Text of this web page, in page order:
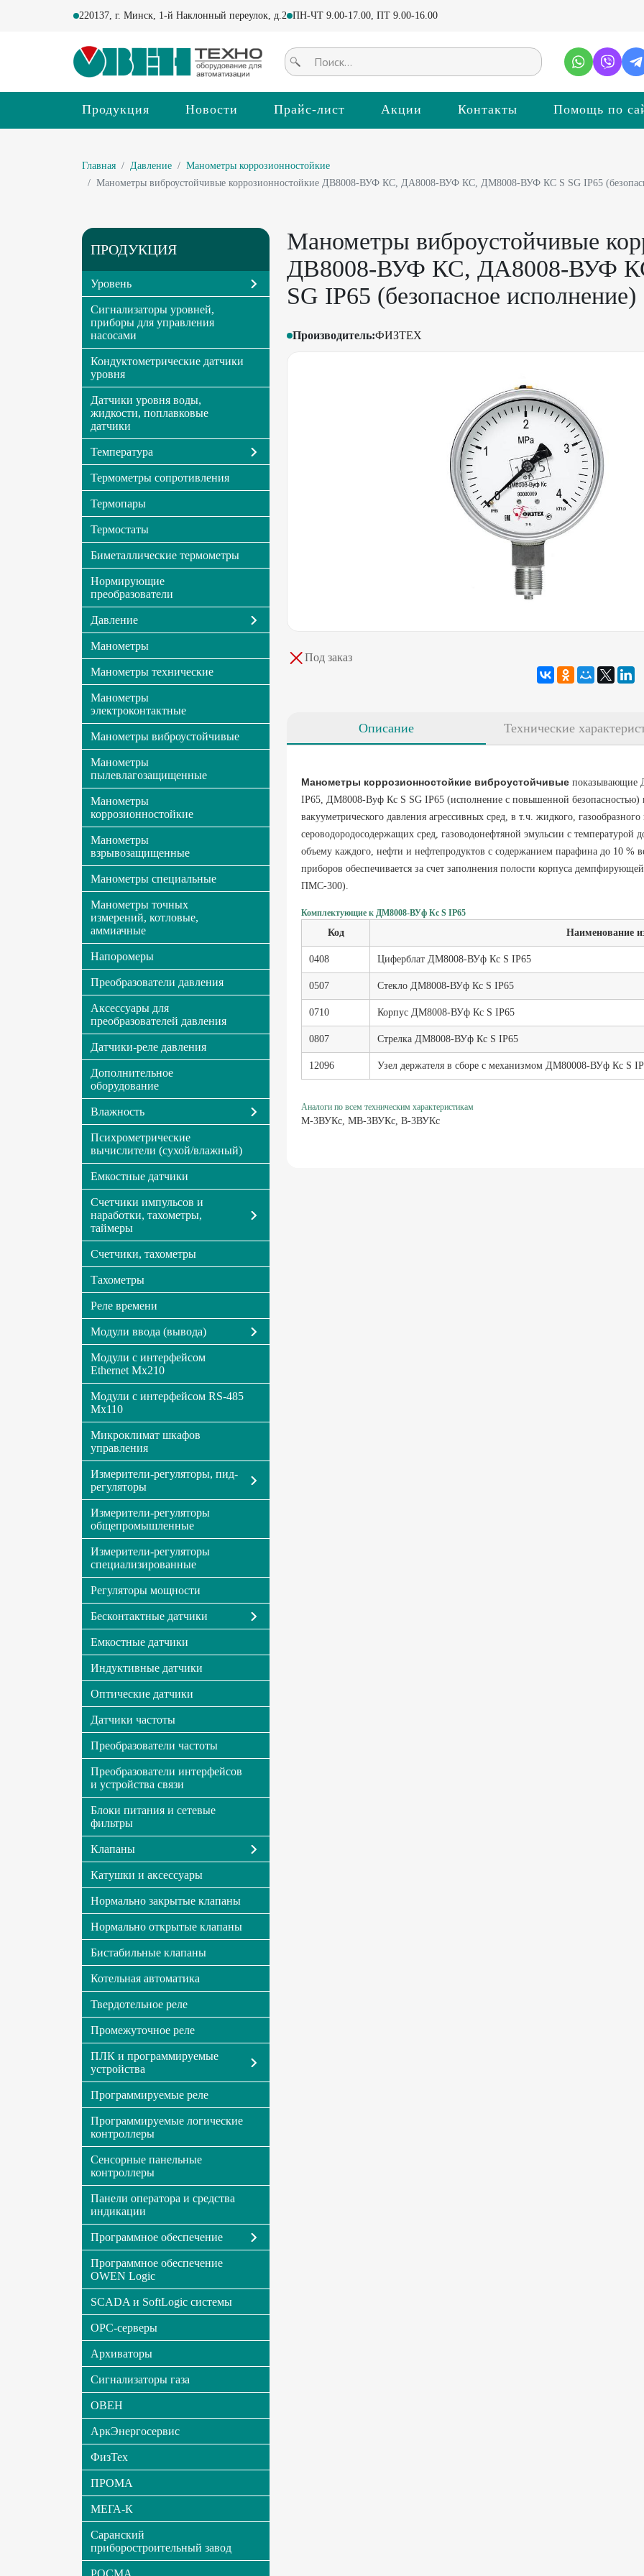
220137, г. Минск, 1-й Наклонный переулок, д.2 ПН-ЧТ 9.00-17.00, ПТ 9.00-16.00
Продукция Новости Прайс-лист Акции Контакты Помощь по
Главная Давление
Манометры коррозионностойкие
Манометры виброустойчивые коррозионностойкие ДВ8008-ВУФ КС, ДА8008-ВУФ КС, ДМ8008-ВУФ КС S SG IP65
ПРОДУКЦИЯ
Уровень
Сигнализаторы уровней,
приборы для управления
насосами
Кондуктометрические датчики
уровня
Датчики уровня воды,
жидкости, поплавковые
датчики
Температура
Термометры сопротивления
Термопары
Термостаты
Биметаллические термометры
Нормирующие
преобразователи
Давление
Манометры
Манометры технические
Манометры
электроконтактные
Манометры виброустойчивые
Манометры
пылевлагозащищенные
Манометры
коррозионностойкие
Манометры
взрывозащищенные
Манометры специальные
Манометры точных
измерений, котловые,
аммиачные
Напоромеры
Преобразователи давления
Аксессуары для
преобразователей давления
Датчики-реле давления
Дополнительное
оборудование
Влажность
Психрометрические
вычислители (сухой/влажный)
Емкостные датчики
Счетчики импульсов и
наработки, тахометры,
таймеры
Счетчики, тахометры
Тахометры
Реле времени
Модули ввода (вывода)
Модули с интерфейсом
Ethernet Мх210
Модули с интерфейсом RS-485
Мх110
Микроклимат шкафов
управления
Измерители-регуляторы, пид-
регуляторы
Измерители-регуляторы
общепромышленные
Измерители-регуляторы
специализированные
Регуляторы мощности
Бесконтактные датчики
Емкостные датчики
Индуктивные датчики
Оптические датчики
Датчики частоты
Преобразователи частоты
Преобразователи интерфейсов
и устройства связи
Блоки питания и сетевые
фильтры
Клапаны
Катушки и аксессуары
Нормально закрытые клапаны
Нормально открытые клапаны
Бистабильные клапаны
Котельная автоматика
Твердотельное реле
Промежуточное реле
ПЛК и программируемые
устройства
Программируемые реле
Программируемые логические
контроллеры
Сенсорные панельные
контроллеры
Панели оператора и средства
индикации
Программное обеспечение
Программное обеспечение
OWEN Logic
SCADA и SoftLogic системы
OPC-серверы
Архиваторы
Сигнализаторы газа
ОВЕН
АркЭнергосервис
ФизТех
ПРОМА
МЕГА-К
Саранский
приборостроительный завод
РОСМА
Манометры виброустойчивые
ДВ8008-ВУФ КС, ДА8008-ВУФ
SG IP65 (безопасное исполнение)
Производитель:ФИЗТЕХ
Под заказ
Описание Технические
Манометры коррозионностойкие виброустойчивые показывающие
IP65, ДМ8008-Вуф Кс S SG IP65 (исполнение с повышенной безопасностью)
вакууметрического давления агрессивных сред, в т.ч. жидкого,
сероводородосодержащих сред, газоводонефтяной эмульсии с
объему каждого, нефти и нефтепродуктов с содержанием парафина до 10 %
приборов обеспечивается за счет заполнения полости корпуса
ПМС-300).
Комплектующие к ДМ8008-ВУф Кс S IP65
Код Наименование
0408 Циферблат ДМ8008-ВУф Кс S IP65
0507 Стекло ДМ8008-ВУф Кс S IP65
0710 Корпус ДМ8008-ВУф Кс S IP65
0807 Стрелка ДМ8008-ВУф Кс S IP65
12096 Узел держателя в сборе с механизмом ДМ80008-ВУф Кс S
Аналоги по всем техническим характеристикам
М-3ВУКс, МВ-3ВУКс, В-3ВУКс